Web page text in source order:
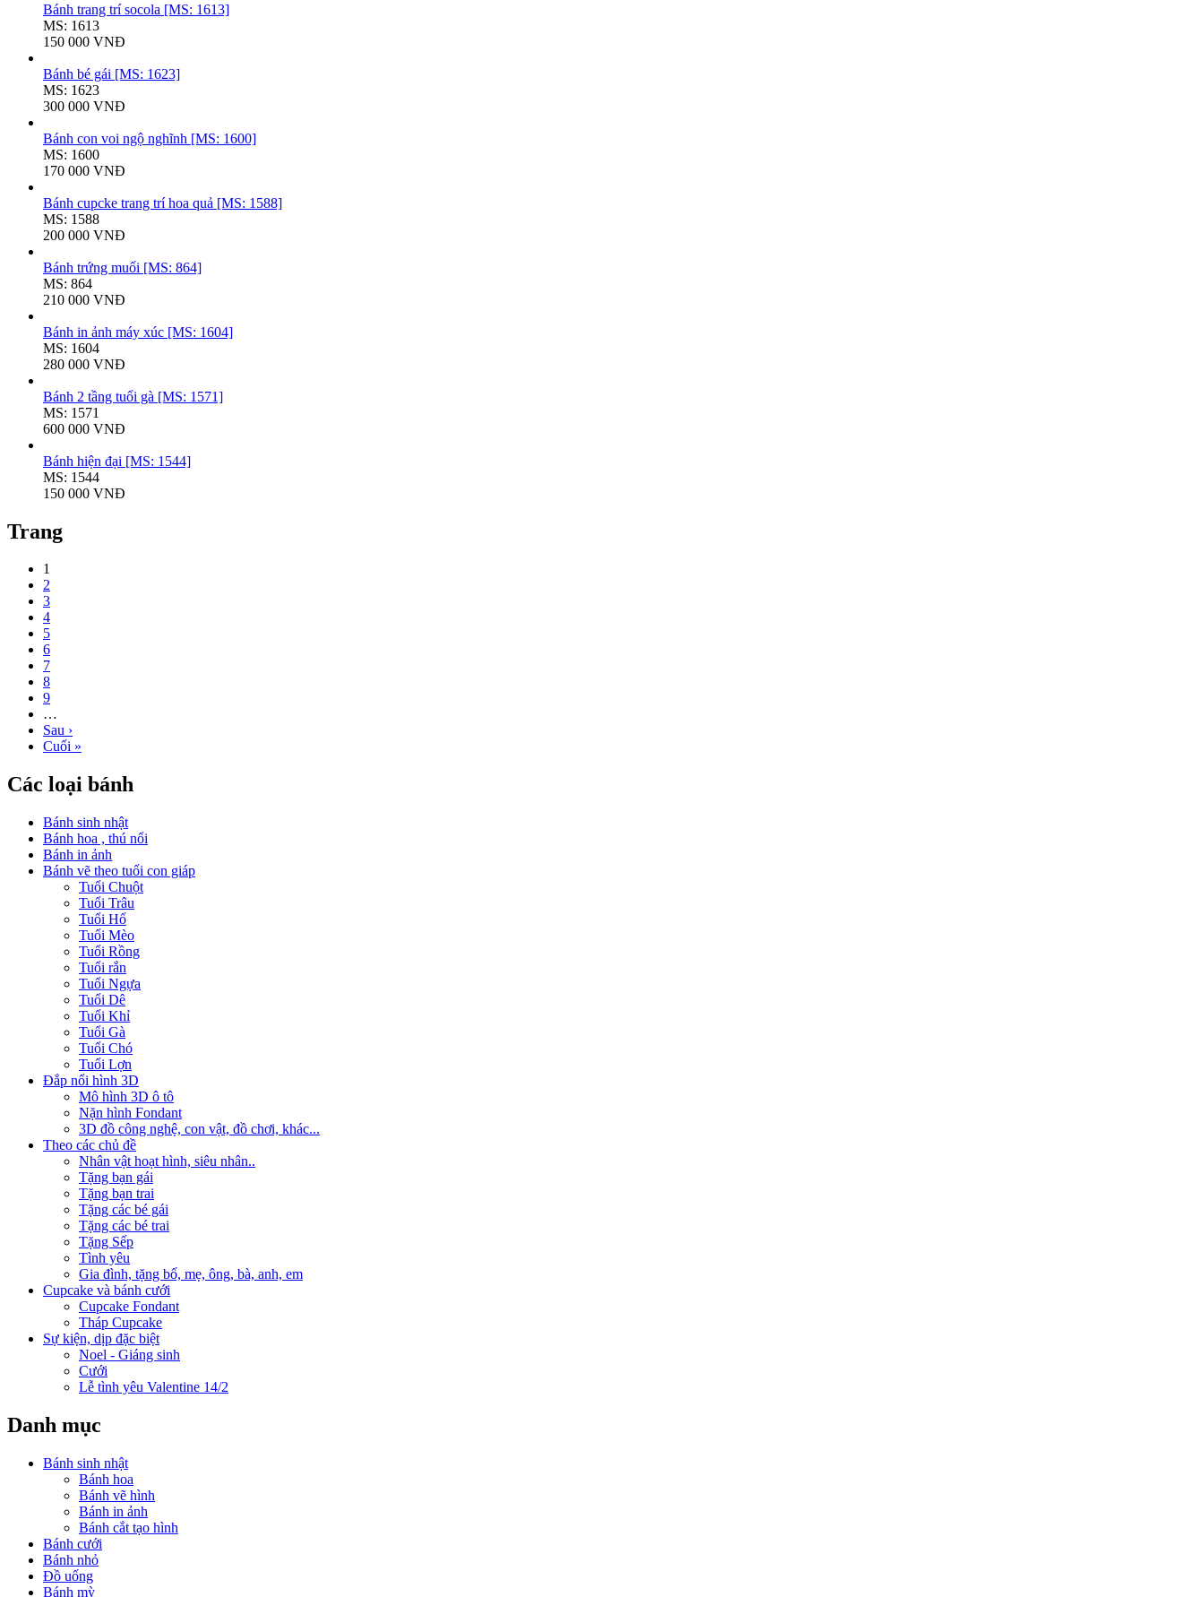
Bánh trang trí socola [MS: 1613]
MS: 1613
150 000 VNĐ
Bánh bé gái [MS: 1623]
MS: 1623
300 000 VNĐ
Bánh con voi ngộ nghĩnh [MS: 1600]
MS: 1600
170 000 VNĐ
Bánh cupcke trang trí hoa quả [MS: 1588]
MS: 1588
200 000 VNĐ
Bánh trứng muối [MS: 864]
MS: 864
210 000 VNĐ
Bánh in ảnh máy xúc [MS: 1604]
MS: 1604
280 000 VNĐ
Bánh 2 tầng tuổi gà [MS: 1571]
MS: 1571
600 000 VNĐ
Bánh hiện đại [MS: 1544]
MS: 1544
150 000 VNĐ
Trang
1
2
3
4
5
6
7
8
9
…
Sau ›
Cuối »
Các loại bánh
Bánh sinh nhật
Bánh hoa , thú nổi
Bánh in ảnh
Bánh vẽ theo tuổi con giáp
Tuổi Chuột
Tuổi Trâu
Tuổi Hổ
Tuổi Mèo
Tuổi Rồng
Tuổi rắn
Tuổi Ngựa
Tuổi Dê
Tuổi Khỉ
Tuổi Gà
Tuổi Chó
Tuổi Lợn
Đắp nổi hình 3D
Mô hình 3D ô tô
Nặn hình Fondant
3D đồ công nghệ, con vật, đồ chơi, khác...
Theo các chủ đề
Nhân vật hoạt hình, siêu nhân..
Tặng bạn gái
Tặng bạn trai
Tặng các bé gái
Tặng các bé trai
Tặng Sếp
Tình yêu
Gia đình, tặng bố, mẹ, ông, bà, anh, em
Cupcake và bánh cưới
Cupcake Fondant
Tháp Cupcake
Sự kiện, dịp đặc biệt
Noel - Giáng sinh
Cưới
Lễ tình yêu Valentine 14/2
Danh mục
Bánh sinh nhật
Bánh hoa
Bánh vẽ hình
Bánh in ảnh
Bánh cắt tạo hình
Bánh cưới
Bánh nhỏ
Đồ uống
Bánh mỳ